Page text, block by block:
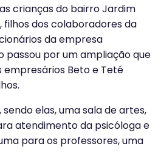
crianças do bairro Jardim
filhos dos colaboradores da
da empresa
passou por um ampliação que
empresários Beto e Teté
elas, uma sala de artes,
atendimento da psicóloga e
para os professores, uma